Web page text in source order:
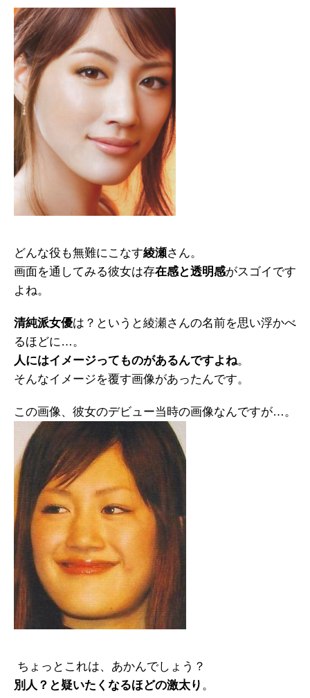
どんな役も無難にこなす綾瀬さん。
画面を通してみる彼女は存在感と透明感がスゴイです
よね。
清純派女優は？というと綾瀬さんの名前を思い浮かべ
るほどに…。
人にはイメージってものがあるんですよね。
そんなイメージを覆す画像があったんです。
この画像、彼女のデビュー当時の画像なんですが…。
ちょっとこれは、あかんでしょう？
別人？と疑いたくなるほどの激太り 。